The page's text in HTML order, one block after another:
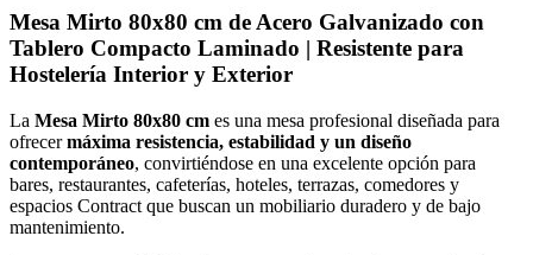
Mesa Mirto 80x80 cm de Acero Galvanizado con
Tablero Compacto Laminado | Resistente para
Hostelería Interior y Exterior
La Mesa Mirto 80x80 cm es una mesa profesional diseñada para
ofrecermáxima resistencia, estabilidad y un diseño
contemporáneo, convirtiéndose en una excelente opción para
bares, restaurantes, cafeterías, hoteles, terrazas, comedores y
espacios Contract que buscan un mobiliario duradero y de bajo
mantenimiento.